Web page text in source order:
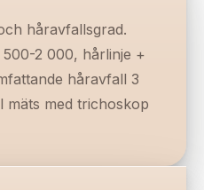
håravfallsgrad.
500-2 000, hårlinje +
håravfall 3
mäts med trichoskop